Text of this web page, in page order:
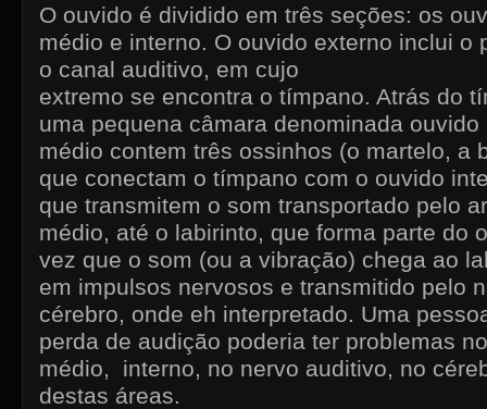
O ouvido é dividido em três seções: os
médio e interno. O ouvido externo inclui o
o canal auditivo, em cujo
extremo se encontra o tímpano. Atrás do
uma pequena câmara denominada
médio contem três ossinhos (o martelo, a
que conectam o tímpano com o ouvido
que transmitem o som transportado pelo
médio, até o labirinto, que forma parte do
vez que o som (ou a vibração) chega ao
em impulsos nervosos e transmitido pelo
cérebro, onde eh interpretado. Uma
perda de audição poderia ter problemas
médio, interno, no nervo auditivo, no
destas áreas.